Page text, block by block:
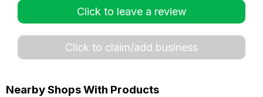
Click to leave a review
Click to claim/add business
Nearby Shops With Products